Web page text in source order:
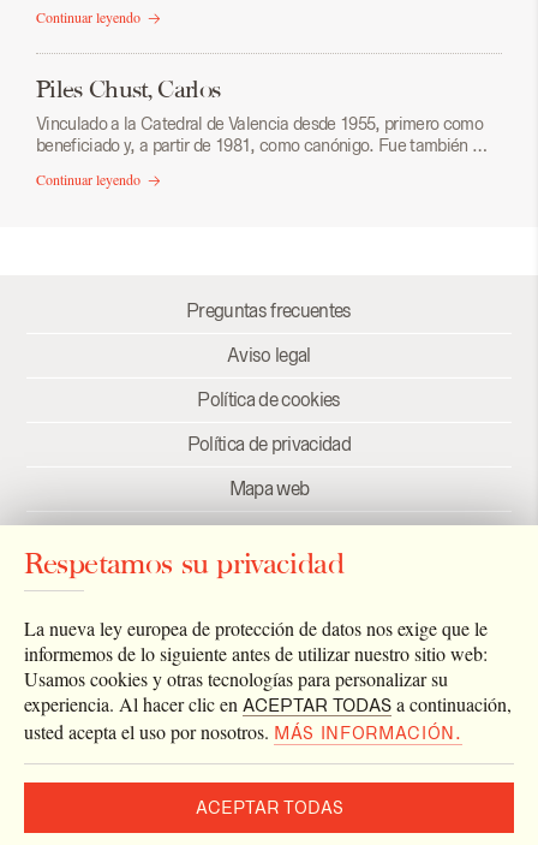
Continuar leyendo
Piles Chust, Carlos
Vinculado a la Catedral de Valencia desde 1955, primero como
beneficiado y, a partir de 1981, como canónigo. Fue también …
Continuar leyendo
Preguntas frecuentes
Aviso legal
Política de cookies
Política de privacidad
Mapa web
Enlaces
Newsletter
2026 © Archivo Catedral de Valencia
Respetamos su privacidad
La nueva ley europea de protección de datos nos exige que le
informemos de lo siguiente antes de utilizar nuestro sitio web:
Usamos cookies y otras tecnologías para personalizar su
experiencia. Al hacer clic en ACEPTAR TODAS a continuación,
usted acepta el uso por nosotros. MÁS INFORMACIÓN.
ACEPTAR TODAS